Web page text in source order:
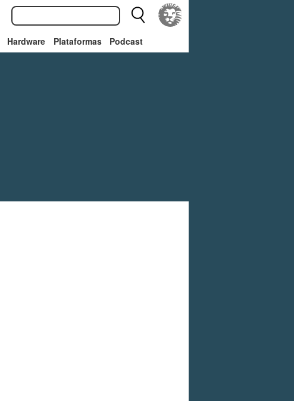
Hardware Plataformas Podcast